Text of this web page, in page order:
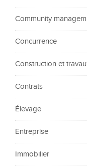
Community
Concurrence
Construction et
Contrats
Élevage
Entreprise
Immobilier